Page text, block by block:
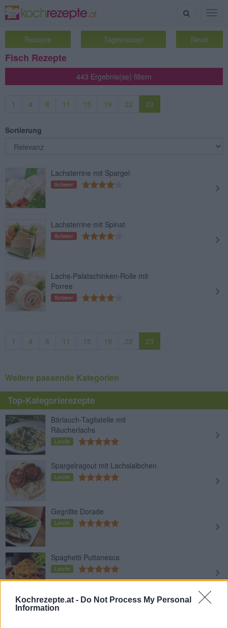
Kochrezepte.at - Do Not Process My Personal
Information
Suche
Rezepte Tagesrezept Neue
Fisch Rezepte
443 Ergebnis(se) filtern
1 4 8 11 15 19 22 23
Sortierung
Lachsterrine mit Spargel
Schwer
Lachsterrine mit Spinat
Schwer
Lachs-Palatschinken-Rolle mit
Porree
Schwer
1 4 8 11 15 19 22 23
Weitere passende Kategorien
Top-Kategorierezepte
Bärlauch-Tagliatelle mit
Räucherlachs
Leicht
Spargelragout mit Lachslaibchen
Leicht
Gegrillte Dorade
Leicht
Spaghetti Puttanesca
Leicht
Gebackener Fisch